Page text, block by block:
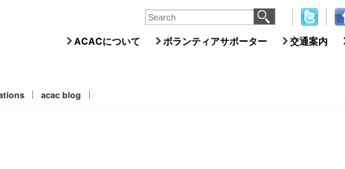
ACACについて
ボランティアサポーター 交通案内
acac blog